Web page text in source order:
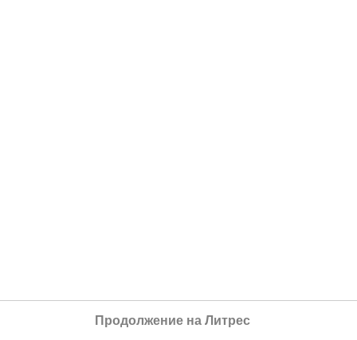
Продолжение на Литрес